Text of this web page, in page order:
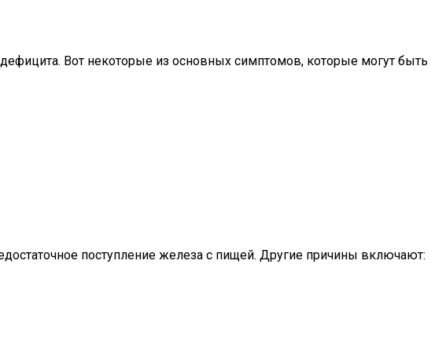
Вот некоторые из основных симптомов, которые могут быть
поступление железа с пищей. Другие причины включают: